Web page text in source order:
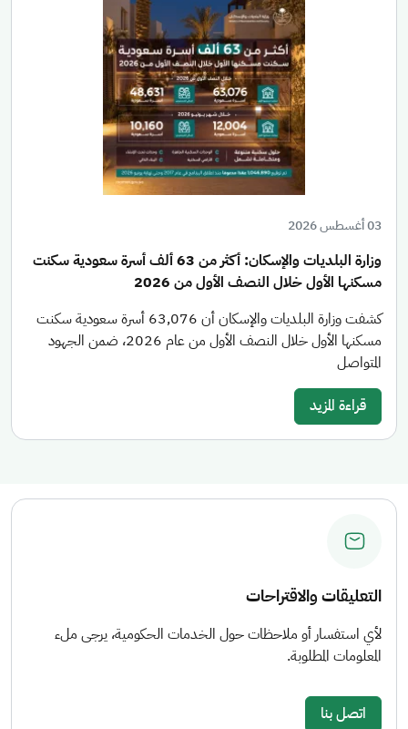
03 أغسطس 2026
وزارة البلديات والإسكان: أكثر من 63 ألف أسرة سعودية سكنت
مسكنها الأول خلال النصف الأول من 2026
كشفت وزارة البلديات والإسكان أن 63,076 أسرة سعودية سكنت
مسكنها الأول خلال النصف الأول من عام 2026، ضمن الجهود
المتواصل
قراءة المزيد
التعليقات والاقتراحات
لأي استفسار أو ملاحظات حول الخدمات الحكومية، يرجى ملء
المعلومات المطلوبة.
اتصل بنا